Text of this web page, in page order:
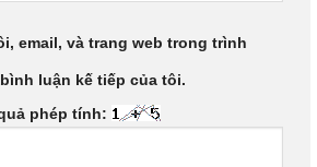
email, và trang web trong trình
luận kế tiếp của tôi.
phép tính: